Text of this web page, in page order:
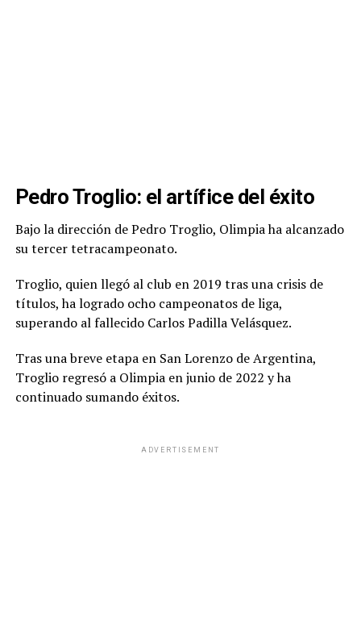
Pedro Troglio: el artífice del éxito
Bajo la dirección de Pedro Troglio, Olimpia ha alcanzado
su tercer tetracampeonato.
Troglio, quien llegó al club en 2019 tras una crisis de
títulos, ha logrado ocho campeonatos de liga,
superando al fallecido Carlos Padilla Velásquez.
Tras una breve etapa en San Lorenzo de Argentina,
Troglio regresó a Olimpia en junio de 2022 y ha
continuado sumando éxitos.
ADVERTISEMENT